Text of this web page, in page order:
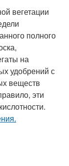
вегетации
полного
на
удобрений с
веществ
эти